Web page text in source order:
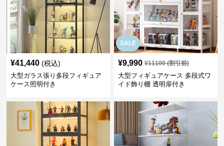
¥41,440 (税込)
大型ガラス張り多段フィギュア
ケース照明付き
SALE
¥9,990 ¥11100(割引前)
大型フィギュアケース 多段式ワ
イド飾り棚 透明扉付き